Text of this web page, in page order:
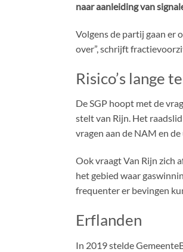
naar aanleiding van
Volgens de partij gaan er
over”, schrijft
Risico’s lange
De SGP hoopt met de
stelt van Rijn. Het
vragen aan de NAM en
Ook vraagt Van Rijn zich
het gebied waar
frequenter er bevingen
Erflanden
In 2019 stelde